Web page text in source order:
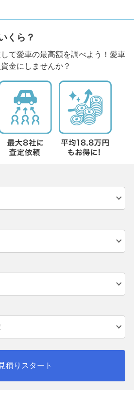
くら？
て愛車の最高額を調べよう！愛車
金にしませんか？
見積りスタート